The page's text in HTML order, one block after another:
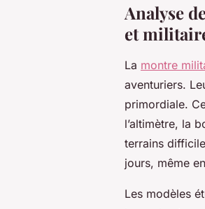
Analyse
et
La montre
aventuriers.
primordiale.
l’altimètre, la
terrains
jours, même
Les modèles